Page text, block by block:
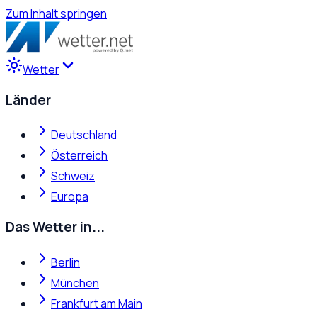
Zum Inhalt springen
Wetter
Länder
Deutschland
Österreich
Schweiz
Europa
Das Wetter in...
Berlin
München
Frankfurt am Main